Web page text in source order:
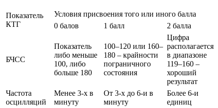
Показатель
КТГ
Условия присвоения того или иного балла
0 балов
1 балл 2 балла
БЧСС
Показатель
либо меньше
100, либо
больше 180
100–120 или 160–
180 – крайности
пограничного
состояния
Цифра
располагается
в диапазоне
119–160 –
хороший
результат
Частота
осцилляций
Менее 3-х в
минуту
От 3-х до 6-и в
минуту
Более 6-и
единиц